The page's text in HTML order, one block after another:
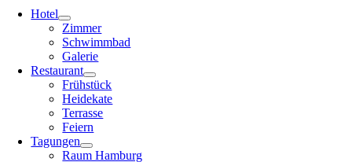
Hotel
Zimmer
Schwimmbad
Galerie
Restaurant
Frühstück
Heidekate
Terrasse
Feiern
Tagungen
Raum Hamburg